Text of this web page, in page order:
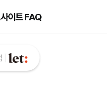
이트 FAQ